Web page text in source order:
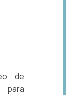
de
para